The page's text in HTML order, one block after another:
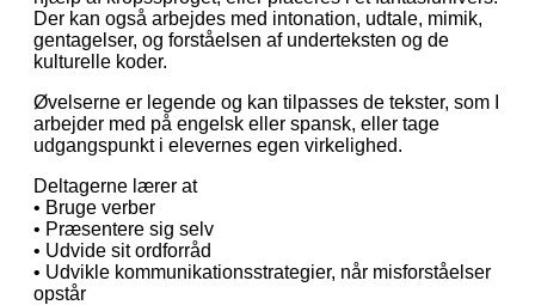
Der kan også arbejdes med intonation, udtale, mimik,
gentagelser, og forståelsen af underteksten og de
kulturelle koder.
Øvelserne er legende og kan tilpasses de tekster, som I
arbejder med på engelsk eller spansk, eller tage
udgangspunkt i elevernes egen virkelighed.
Deltagerne lærer at
• Bruge verber
• Præsentere sig selv
• Udvide sit ordforråd
• Udvikle kommunikationsstrategier, når misforståelser
opstår